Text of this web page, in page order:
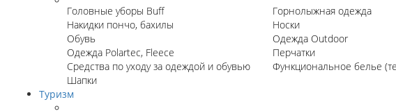
Головные уборы Buff
Горнолыжная одежда
Накидки пончо, бахилы
Носки
Обувь
Одежда Outdoor
Одежда Polartec, Fleece
Перчатки
Средства по уходу за одеждой и обувью
Функциональное белье
Шапки
Туризм